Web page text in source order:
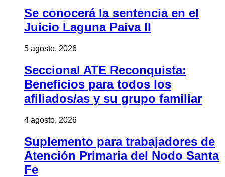
Se conocerá la sentencia en el
Juicio Laguna Paiva II
5 agosto, 2026
Seccional ATE Reconquista:
Beneficios para todos los
afiliados/as y su grupo familiar
4 agosto, 2026
Suplemento para trabajadores de
Atención Primaria del Nodo Santa
Fe